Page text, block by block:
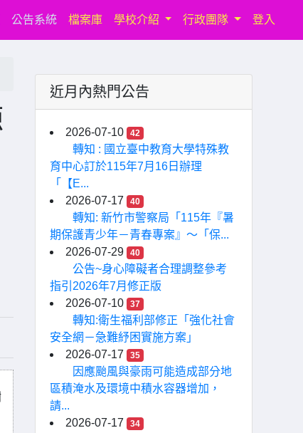
公告系統 檔案庫 學校介紹 行政團隊 登入
近月內熱門公告
2026-07-10 42
轉知 : 國立臺中教育大學特殊教
育中心訂於115年7月16日辦理
「【E...
2026-07-17
40
轉知: 新竹市警察局「115年『暑
期保護青少年－青春專案』〜「保...
2026-07-29
40
公告~身心障礙者合理調整參考
指引2026年7月修正版
2026-07-10
37
轉知:衛生福利部修正「強化社會
安全網－急難紓困實施方案」
2026-07-17
35
因應颱風與豪雨可能造成部分地
區積淹水及環境中積水容器增加，
請...
2026-07-17
34